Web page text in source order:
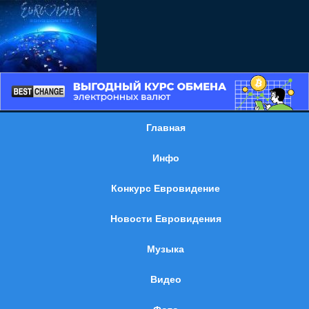
Главная
Инфо
Конкурс Евровидение
Новости Евровидения
Музыка
Видео